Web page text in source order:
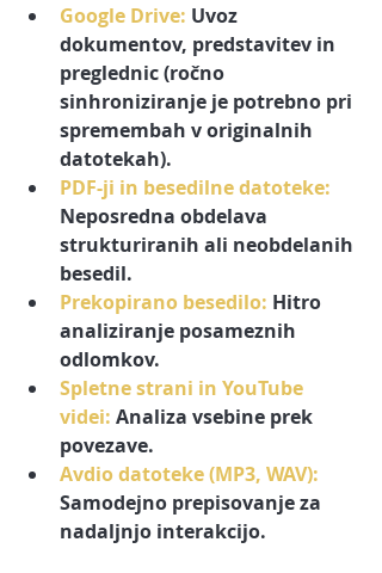
Google Drive: Uvoz
dokumentov, predstavitev in
preglednic (ročno
sinhroniziranje je potrebno pri
spremembah v originalnih
datotekah).
PDF-ji in besedilne datoteke:
Neposredna obdelava
strukturiranih ali neobdelanih
besedil.
Prekopirano besedilo: Hitro
analiziranje posameznih
odlomkov.
Spletne strani in YouTube
videi: Analiza vsebine prek
povezave.
Avdio datoteke (MP3, WAV):
Samodejno prepisovanje za
nadaljnjo interakcijo.